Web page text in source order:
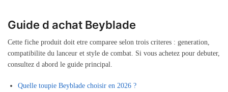
Guide d achat Beyblade
Cette fiche produit doit etre comparee selon trois criteres : generation,
compatibilite du lanceur et style de combat. Si vous achetez pour debuter,
consultez d abord le guide principal.
Quelle toupie Beyblade choisir en 2026 ?